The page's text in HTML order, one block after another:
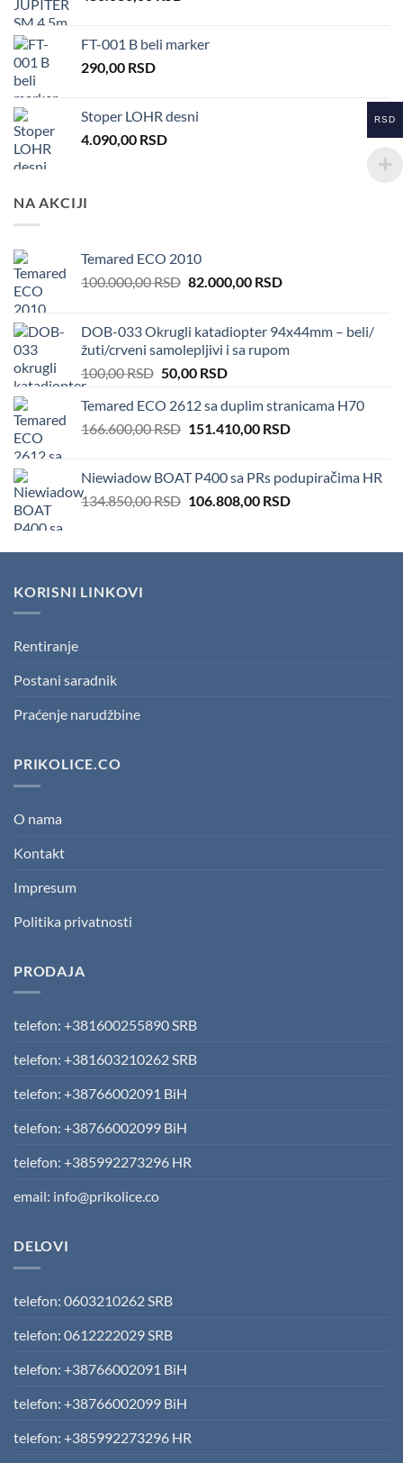
FT-001 B beli marker
290,00 RSD
Stoper LOHR desni
4.090,00 RSD
NA AKCIJI
Temared ECO 2010
100.000,00RSD Original
100.000,00 RSD.
82.000,00 RSDCurrent
82.000,00 RSD.
DOB-033 Okrugli katadiopter 94x44mm – beli/
žuti/crveni samolepljivi i sa rupom
100,00RSD Original
was:
100,00 RSD.
50,00 RSDCurrent
is:
50,00 RSD.
Temared ECO 2612 sa duplim stranicama H70
166.600,00RSD Original
166.600,00 RSD.
151.410,00 RSDCurrent
151.410,00 RSD.
Niewiadow BOAT P400 sa PRs podupiračima HR
134.850,00RSD Original
134.850,00 RSD.
106.808,00 RSDCurrent
106.808,00 RSD.
KORISNI LINKOVI
Rentiranje
Postani saradnik
Praćenje narudžbine
PRIKOLICE.CO
O nama
Kontakt
Impresum
Politika privatnosti
PRODAJA
telefon: +381600255890 SRB
telefon: +381603210262 SRB
telefon: +38766002091 BiH
telefon: +38766002099 BiH
telefon: +385992273296 HR
email: info@prikolice.co
DELOVI
telefon: 0603210262 SRB
telefon: 0612222029 SRB
telefon: +38766002091 BiH
telefon: +38766002099 BiH
telefon: +385992273296 HR
RSD